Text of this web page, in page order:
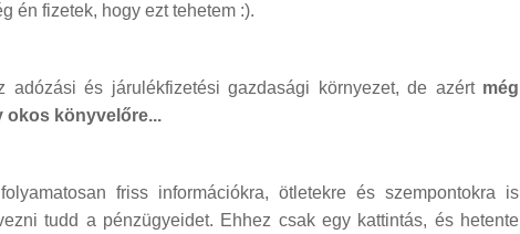
én fizetek, hogy ezt tehetem :).
adózási és járulékfizetési gazdasági környezet, de azért még
okos könyvelőre...
friss információkra, ötletekre és szempontokra is
tudd a pénzügyeidet. Ehhez csak egy kattintás, és hetente